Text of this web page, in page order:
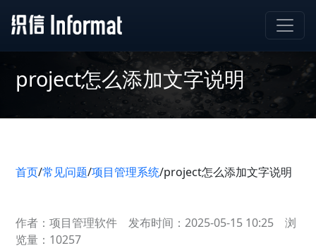
project怎么添加文字说明
首页/常见问题/项目管理系统/project怎么添加文字说明
作者：项目管理软件 发布时间：2025-05-15 10:25
浏
览量：10257